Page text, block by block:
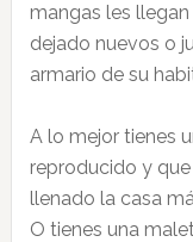
mangas les
dejado nuevos o
armario de su
A lo mejor tienes
reproducido y
llenado la casa
O tienes una